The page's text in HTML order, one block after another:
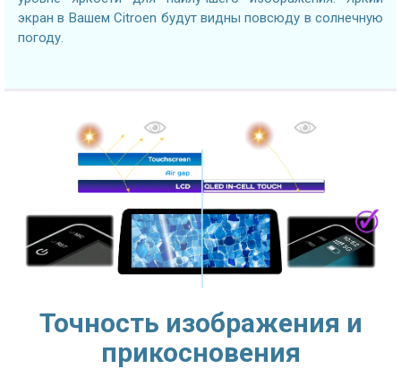
экран в Вашем Citroen будут видны повсюду в солнечную
погоду.
Точность изображения и
прикосновения